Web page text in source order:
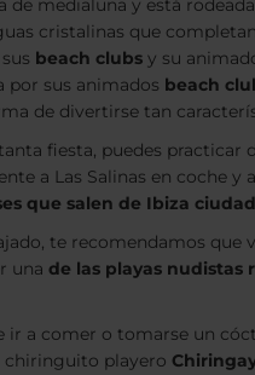
de medialuna y está
cristalinas que
beach clubs y su
por sus animados beach
de divertirse tan
fiesta, puedes practicar
a Las Salinas en coche y
que salen de Ibiza
te recomendamos que
una de las playas nudistas
ir a comer o tomarse un
chiringuito playero